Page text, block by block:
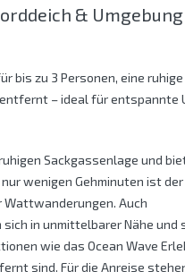
& Umgebung
bis zu 3 Personen, eine ruhige
– ideal für entspannte
Sackgassenlage und
wenigen Gehminuten ist
Auch
in unmittelbarer Nähe und
wie das Ocean Wave
sind. Für die Anreise